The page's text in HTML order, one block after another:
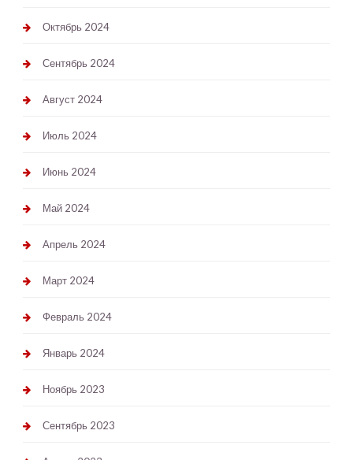
Октябрь 2024
Сентябрь 2024
Август 2024
Июль 2024
Июнь 2024
Май 2024
Апрель 2024
Март 2024
Февраль 2024
Январь 2024
Ноябрь 2023
Сентябрь 2023